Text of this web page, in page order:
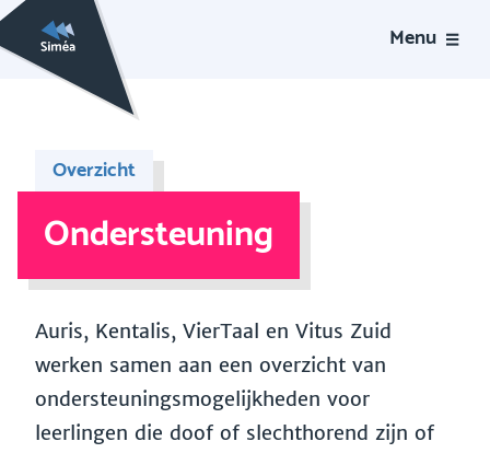
Menu
Overzicht
Ondersteuning
Auris, Kentalis, VierTaal en Vitus Zuid
werken samen aan een overzicht van
ondersteuningsmogelijkheden voor
leerlingen die doof of slechthorend zijn of